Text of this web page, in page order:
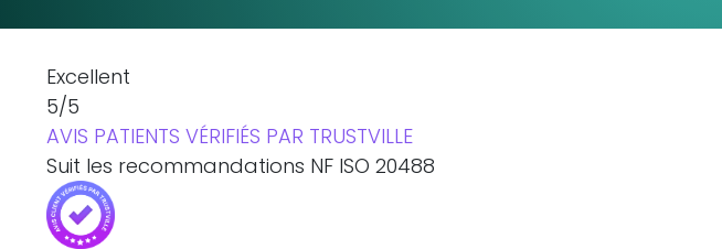
Excellent
5/5
AVIS PATIENTS VÉRIFIÉS PAR TRUSTVILLE
Suit les recommandations NF ISO 20488